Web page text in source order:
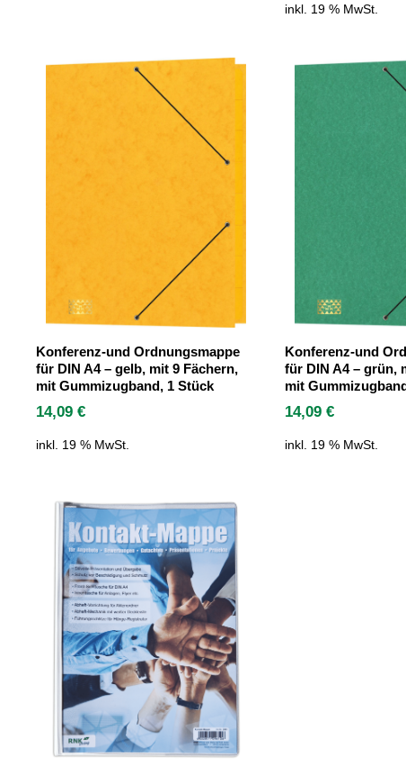
inkl. 19 % MwSt.
Konferenz-und Ordnungsmappe
für DIN A4 – gelb, mit 9 Fächern,
mit Gummizugband, 1 Stück
14,09€
inkl. 19 % MwSt.
Konferenz-und
für DIN A4 – grün,
mit
14,09€
inkl. 19 % MwSt.